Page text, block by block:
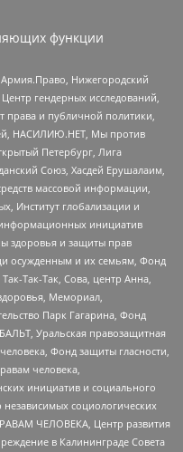
функции
Нижегородский
гендерных исследований,
права и публичной политики,
НАСИЛИЮ.НЕТ, Мы против
Петербург, Лига
Союз, Хасдей Ерушалаим,
массовой информации,
Институт глобализации и
инициатив
здоровья и защиты прав
осужденным и их семьям, Фонд
Так-Так, Сова, центр Анна,
Мемориал,
Парк Гагарина, Фонд
Уральская правозащитная
Фонд защиты гласности,
человека,
инициатив и социального
независимых социологических
ЧЕЛОВЕКА, Центр развития
в Калининграде Совета